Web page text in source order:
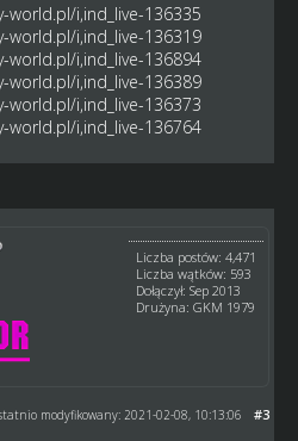
i,ind_live-136335
world.pl/i,ind_live-136319
world.pl/i,ind_live-136894
world.pl/i,ind_live-136389
i,ind_live-136373
world.pl/i,ind_live-136764
Liczba postów: 4,471
Liczba wątków: 593
Dołączył: Sep 2013
Drużyna: GKM 1979
#3
modyfikowany: 2021-02-08, 10:13:06